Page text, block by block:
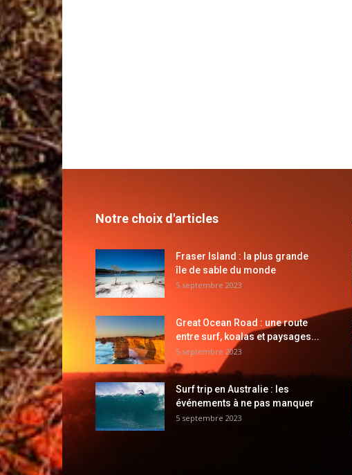
Notre choix d'articles
Fraser Island : la plus grande
île de sable du monde
5 septembre 2023
Great Ocean Road : une route
entre surf, koalas et paysages...
5 septembre 2023
Surf trip en Australie : les
événements à ne pas manquer
5 septembre 2023